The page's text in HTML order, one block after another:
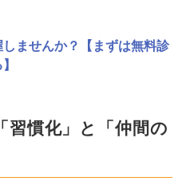
ませんか？【まずは無料診
習慣化」と「仲間の